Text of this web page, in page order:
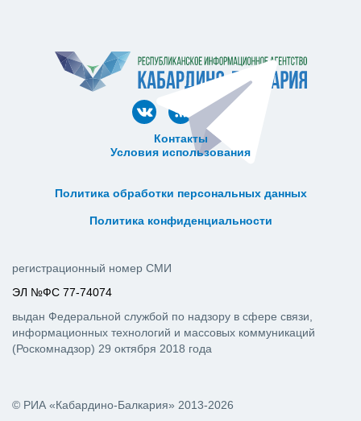
Контакты
Условия использования
Политика обработки персональных данных
Политика конфиденциальности
© РИА «Кабардино-Балкария» 2013-2026
регистрационный номер СМИ
ЭЛ №ФС 77-74074
выдан Федеральной службой по надзору в сфере связи,
информационных технологий и массовых коммуникаций
(Роскомнадзор) 29 октября 2018 года